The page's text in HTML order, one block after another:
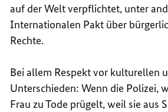
auf der Welt verpflichtet, unter
Internationalen Pakt über
Rechte.
Bei allem Respekt vor kulturellen
Unterschieden: Wenn die Polizei,
Frau zu Tode prügelt, weil sie aus